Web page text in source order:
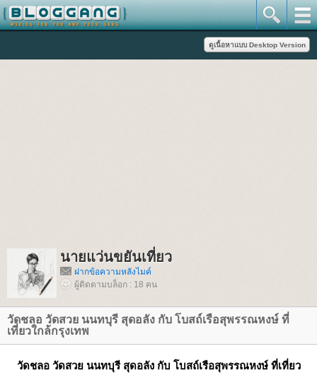
นายแว่นขยันเที่ยว
ฝากข้อความหลังไมค์
ผู้ติดตามบล็อก : 18 คน
วัดชลอ วัดสวย นนทบุรี สุดอลัง กับ โบสถ์เรือสุพรรณหงษ์ ที่
เที่ยวใกล้กรุงเทพ
วัดชลอ วัดสวย นนทบุรี สุดอลัง กับ โบสถ์เรือสุพรรณหงษ์ ที่เที่ยว